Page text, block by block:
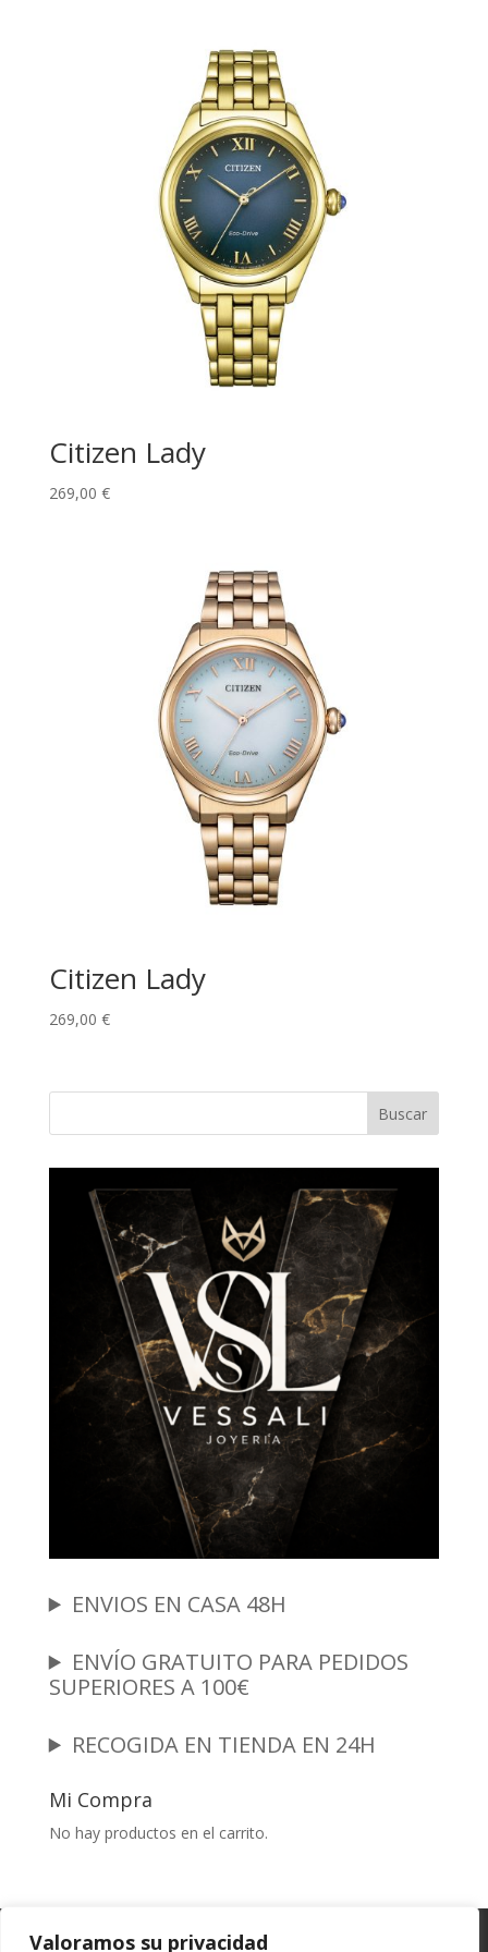
Valoramos su privacidad
Citizen Lady
269,00 €
Citizen Lady
269,00 €
Buscar
ENVIOS EN CASA 48H
ENVÍO GRATUITO PARA PEDIDOS
SUPERIORES A 100€
RECOGIDA EN TIENDA EN 24H
Mi Compra
No hay productos en el carrito.
Garantia y Autenticidad